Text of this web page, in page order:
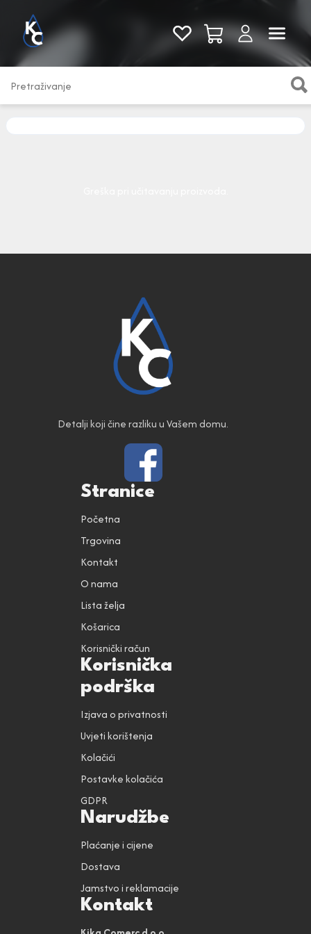
Pogledaj sve
Detalji koji čine razliku u Vašem domu.
Stranice
Početna
Trgovina
Kontakt
O nama
Lista želja
Košarica
Korisnički račun
Korisnička
podrška
Izjava o privatnosti
Uvjeti korištenja
Kolačići
Postavke kolačića
GDPR
Narudžbe
Plaćanje i cijene
Dostava
Jamstvo i reklamacije
Kontakt